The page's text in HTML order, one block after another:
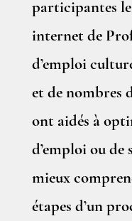
participantes
internet de
d’emploi
et de nombres
ont aidés à
d’emploi ou de
mieux
étapes d’un